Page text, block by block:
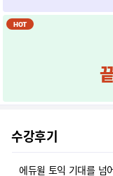
HOT
수강후기
최고란 말이 어색하지
듣기 개념 정리하는데
에듀윌 토익 기대를 넘